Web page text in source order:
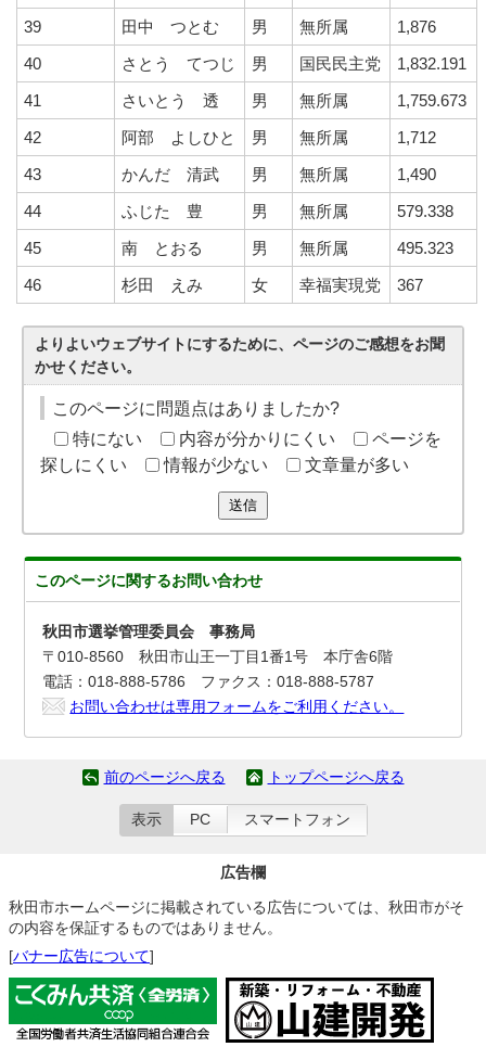
39
田中 つとむ 男 無所属
1,876
40
さとう てつじ 男 国民民主党
1,832.191
41
さいとう 透 男 無所属
1,759.673
42
阿部 よしひと 男 無所属
1,712
43
かんだ 清武 男 無所属
1,490
44
ふじた 豊 男 無所属
579.338
45
南 とおる 男 無所属
495.323
46
杉田 えみ 女 幸福実現党 367
よりよいウェブサイトにするために、ページのご感想をお聞
かせください。
このページに問題点はありましたか?
特にない
内容が分かりにくい
ページを
探しにくい
情報が少ない 文章量が多い
送信
このページに関するお問い合わせ
秋田市選挙管理委員会 事務局
〒010-8560 秋田市山王一丁目1番1号 本庁舎6階
電話：018-888-5786 ファクス：018-888-5787
お問い合わせは専用フォームをご利用ください。
前のページへ戻る トップページへ戻る
表示 PC スマートフォン
広告欄
秋田市ホームページに掲載されている広告については、秋田市がそ
の内容を保証するものではありません。
[バナー広告について]